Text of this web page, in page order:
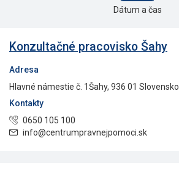
Dátum a čas
Konzultačné pracovisko Šahy
Adresa
Hlavné námestie č. 1Šahy, 936 01 Slovensko
Kontakty
0650 105 100
info@centrumpravnejpomoci.sk